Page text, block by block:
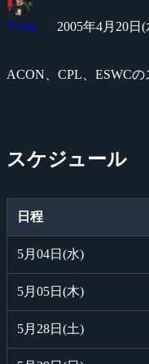
Yossy 2005年4月20日(
ACON、CPL、ESWC
スケジュール
日程
5月04日(水)
5月05日(木)
5月28日(土)